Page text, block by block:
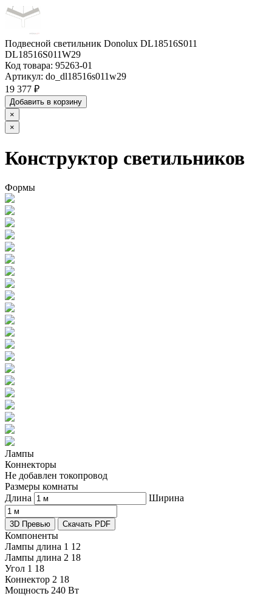
Подвесной светильник Donolux DL18516S011
DL18516S011W29
Код товара: 95263-01
Артикул: do_dl18516s011w29
19 377 ₽
Добавить в корзину
×
×
Конструктор светильников
Формы
Лампы
Коннекторы
Не добавлен токопровод
Размеры комнаты
Длина
Ширина
3D Превью Скачать PDF
Компоненты
Лампы длина 1 12
Лампы длина 2 18
Угол 1 18
Коннектор 2 18
Мощность 240 Вт